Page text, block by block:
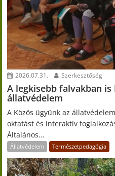
2026.07.31. Szerkesztőség
A legkisebb falvakban is
állatvédelem
A Közös ügyünk az
oktatást és interaktív
Általános...
Állatvédelem Természetpedagógia